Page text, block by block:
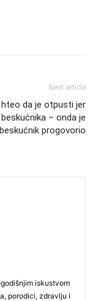
Next article
hteo da je otpusti jer
– onda je
beskućnik progovorio
iskustvom
porodici, zdravlju i